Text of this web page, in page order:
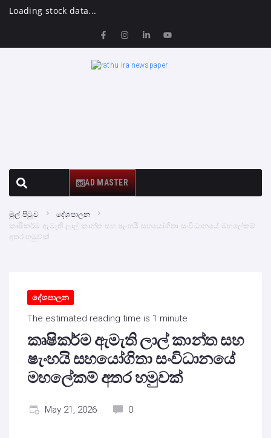
Loading stock data...
AD MASTER
මුල් පිටුව
දේශපාලන
කෘෂිකර්ම ඇමැති ලාල් කාන්ත සහ ෂැංහයි සහයෝගිතා සංවිධානයේ මහලේකම්
අතර හමුවක්
දේශපාලන
The estimated reading time is 1 minute
කෘෂිකර්ම ඇමැති ලාල් කාන්ත සහ
ෂැංහයි සහයෝගිතා සංවිධානයේ
මහලේකම් අතර හමුවක්
May 21, 2026 0